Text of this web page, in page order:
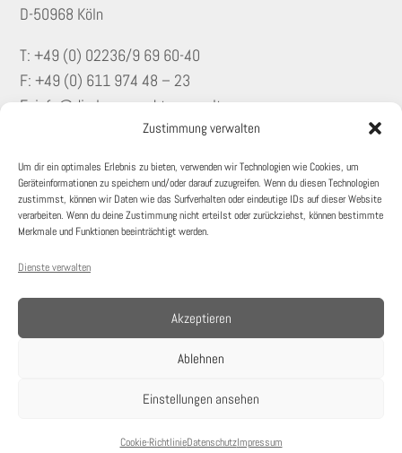
Zustimmung verwalten
Um dir ein optimales Erlebnis zu bieten, verwenden wir Technologien wie Cookies, um
Geräteinformationen zu speichern und/oder darauf zuzugreifen. Wenn du diesen Technologien
zustimmst, können wir Daten wie das Surfverhalten oder eindeutige IDs auf dieser Website
verarbeiten. Wenn du deine Zustimmung nicht erteilst oder zurückziehst, können bestimmte
Merkmale und Funktionen beeinträchtigt werden.
Dienste verwalten
Akzeptieren
Ablehnen
Einstellungen ansehen
Cookie-RichtlinieDatenschutzImpressum
D-50968 Köln
T: +49 (0) 02236/9 69 60-40
F: +49 (0) 611 974 48 – 23
E: info@dierlamm-rechtsanwaelte.com
KONTAKT
KARRIERE